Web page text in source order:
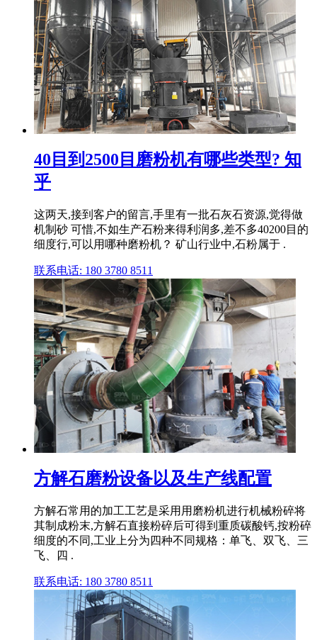
40目到2500目磨粉机有哪些类型? 知
乎
这两天,接到客户的留言,手里有一批石灰石资源,觉得做
机制砂 可惜,不如生产石粉来得利润多,差不多40200目的
细度行,可以用哪种磨粉机？ 矿山行业中,石粉属于 .
联系电话: 180 3780 8511
方解石磨粉设备以及生产线配置
方解石常用的加工工艺是采用用磨粉机进行机械粉碎将
其制成粉末,方解石直接粉碎后可得到重质碳酸钙,按粉碎
细度的不同,工业上分为四种不同规格：单飞、双飞、三
飞、四 .
联系电话: 180 3780 8511